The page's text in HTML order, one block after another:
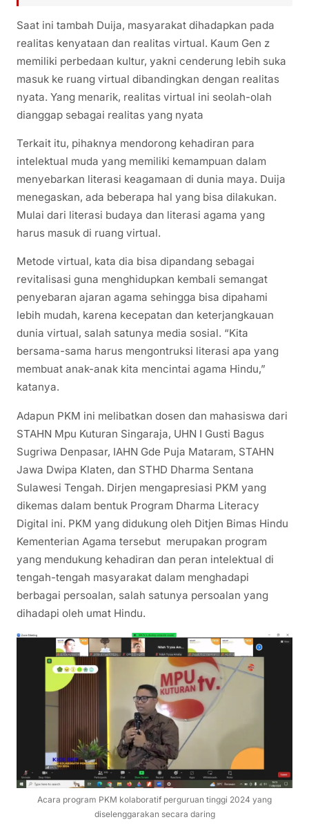
Saat ini tambah Duija, masyarakat dihadapkan pada
realitas kenyataan dan realitas virtual. Kaum Gen z
memiliki perbedaan kultur, yakni cenderung lebih suka
masuk ke ruang virtual dibandingkan dengan realitas
nyata. Yang menarik, realitas virtual ini seolah-olah
dianggap sebagai realitas yang nyata
Terkait itu, pihaknya mendorong kehadiran para
intelektual muda yang memiliki kemampuan dalam
menyebarkan literasi keagamaan di dunia maya. Duija
menegaskan, ada beberapa hal yang bisa dilakukan.
Mulai dari literasi budaya dan literasi agama yang
harus masuk di ruang virtual.
Metode virtual, kata dia bisa dipandang sebagai
revitalisasi guna menghidupkan kembali semangat
penyebaran ajaran agama sehingga bisa dipahami
lebih mudah, karena kecepatan dan keterjangkauan
dunia virtual, salah satunya media sosial. “Kita
bersama-sama harus mengontruksi literasi apa yang
membuat anak-anak kita mencintai agama Hindu,”
katanya.
Adapun PKM ini melibatkan dosen dan mahasiswa dari
STAHN Mpu Kuturan Singaraja, UHN I Gusti Bagus
Sugriwa Denpasar, IAHN Gde Puja Mataram, STAHN
Jawa Dwipa Klaten, dan STHD Dharma Sentana
Sulawesi Tengah. Dirjen mengapresiasi PKM yang
dikemas dalam bentuk Program Dharma Literacy
Digital ini. PKM yang didukung oleh Ditjen Bimas Hindu
Kementerian Agama tersebut merupakan program
yang mendukung kehadiran dan peran intelektual di
tengah-tengah masyarakat dalam menghadapi
berbagai persoalan, salah satunya persoalan yang
dihadapi oleh umat Hindu.
Acara program PKM kolaboratif perguruan tinggi 2024 yang
diselenggarakan secara daring